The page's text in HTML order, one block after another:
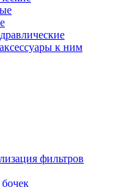
к ним
фильтров